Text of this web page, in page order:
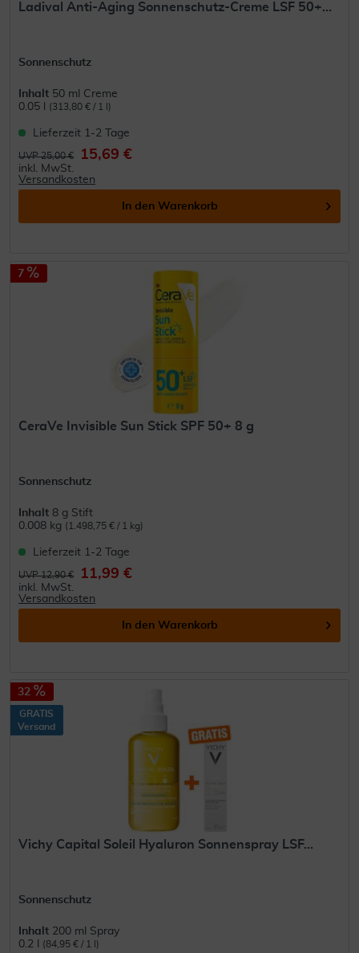
Ladival Anti-Aging Sonnenschutz-Creme LSF 50+...
Sonnenschutz
Inhalt 50 ml Creme
0.05 l
(313,80 € / 1 l)
Lieferzeit 1-2 Tage
UVP 25,00 € 15,69 €
inkl. MwSt.
Versandkosten
In den Warenkorb
7
CeraVe Invisible Sun Stick SPF 50+ 8 g
Sonnenschutz
Inhalt 8 g Stift
0.008 kg (1.498,75 € / 1 kg)
Lieferzeit 1-2 Tage
UVP 12,90 € 11,99 €
inkl. MwSt.
Versandkosten
In den Warenkorb
32
GRATIS
Versand
Vichy Capital Soleil Hyaluron Sonnenspray LSF...
Sonnenschutz
Inhalt 200 ml Spray
0.2 l
(84,95 € / 1 l)